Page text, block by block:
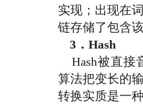
实现；出现在
链存储了包含
3． Hash
Hash被直接
算法把变长的
转换实质是一